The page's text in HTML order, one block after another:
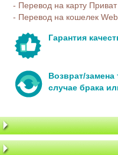
- Перевод на карту
- Перевод на кошелек
Гарантия
Возврат/замена
случае брака